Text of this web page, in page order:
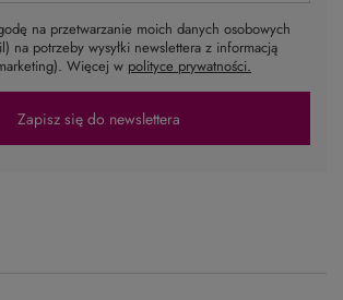
na przetwarzanie moich danych osobowych
na potrzeby wysyłki newslettera z informacją
Więcej w polityce prywatności.
Zapisz się do newslettera